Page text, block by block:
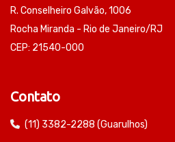
R. Conselheiro Galvão, 1006
Rocha Miranda - Rio de Janeiro/RJ
CEP: 21540-000
Contato
(11) 3382-2288 (Guarulhos)